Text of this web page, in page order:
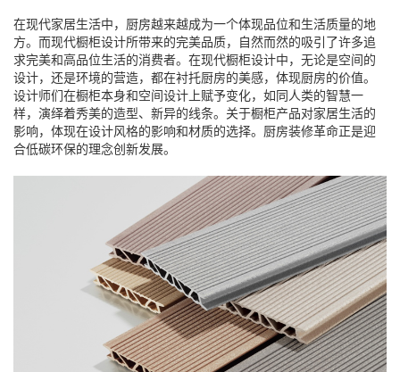
在现代家居生活中，厨房越来越成为一个体现品位和生活质量的地
方。而现代橱柜设计所带来的完美品质，自然而然的吸引了许多追
求完美和高品位生活的消费者。在现代橱柜设计中，无论是空间的
设计，还是环境的营造，都在衬托厨房的美感，体现厨房的价值。
设计师们在橱柜本身和空间设计上赋予变化，如同人类的智慧一
样，演绎着秀美的造型、新异的线条。关于橱柜产品对家居生活的
影响，体现在设计风格的影响和材质的选择。厨房装修革命正是迎
合低碳环保的理念创新发展。